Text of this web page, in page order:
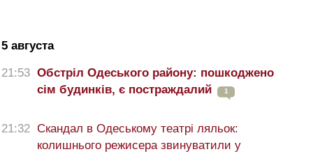
5 августа
21:53 Обстріл Одеського району: пошкоджено
сім будинків, є постраждалий
1
21:32 Скандал в Одеському театрі ляльок:
колишнього режисера звинуватили у